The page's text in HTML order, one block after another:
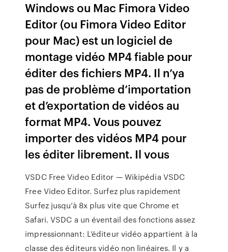
Windows ou Mac Fimora Video
Editor (ou Fimora Video Editor
pour Mac) est un logiciel de
montage vidéo MP4 fiable pour
éditer des fichiers MP4. Il n’ya
pas de problème d’importation
et d’exportation de vidéos au
format MP4. Vous pouvez
importer des vidéos MP4 pour
les éditer librement. Il vous
VSDC Free Video Editor — Wikipédia VSDC
Free Video Editor. Surfez plus rapidement
Surfez jusqu’à 8x plus vite que Chrome et
Safari. VSDC a un éventail des fonctions assez
impressionnant: L’éditeur vidéo appartient à la
classe des éditeurs vidéo non linéaires. Il y a